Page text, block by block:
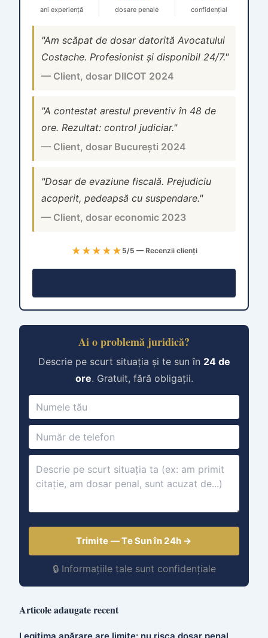
ani experiență dosare penale confidențial
"Am scăpat de dosar datorită Avocatului
Costache. Profesionist și disponibil 24/7."
— Client, dosar DIICOT 2024
"A contestat arestul preventiv în 48 de
ore. Rezultat: control judiciar."
— Client, dosar București 2024
"Dosar de evaziune fiscală. Prejudiciu
acoperit, pedeapsă cu suspendare."
— Client, dosar economic 2023
★★★★★ 5/5 — Recenzii clienți
Ai o problemă juridică?
Descrie pe scurt situația și te sun în 24 de
ore. Gratuit, fără obligații.
Trimite — Te Sun în 24h →
🔒 Informațiile tale sunt confidențiale
Articole adaugate recent